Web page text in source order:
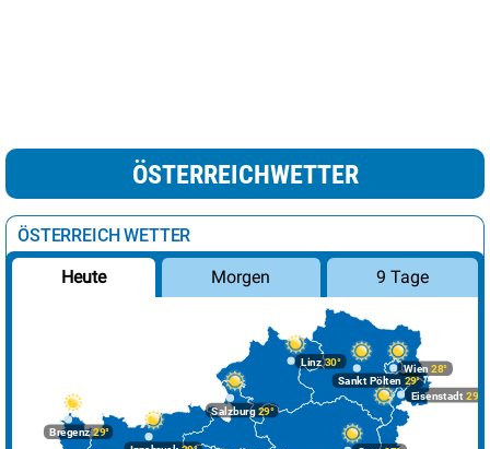
ÖSTERREICHWETTER
ÖSTERREICH WETTER
Heute Morgen 9 Tage
Bregenz29°
Linz30°
Salzburg29°
Wien 28°
Eisenstadt 29°
Sankt Pölten 29°